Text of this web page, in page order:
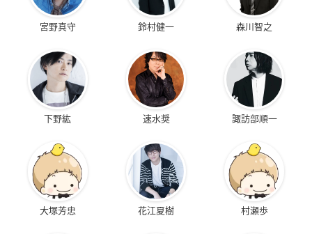
宮野真守 鈴村健一 森川智之
下野紘 速水奨 諏訪部順一
大塚芳忠 花江夏樹 村瀬歩